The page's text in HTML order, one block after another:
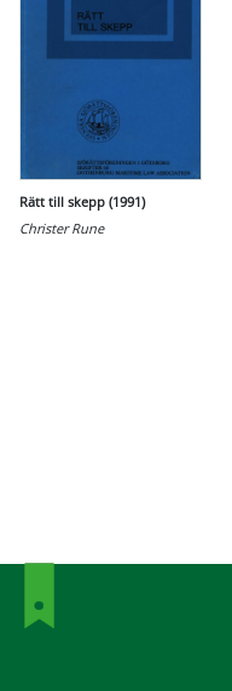
Rätt till skepp (1991)
Christer Rune